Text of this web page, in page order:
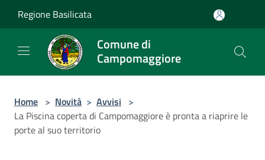
Regione Basilicata
Comune di
Campomaggiore
Home > Novità > Avvisi >
La Piscina coperta di Campomaggiore è pronta a riaprire le
porte al suo territorio